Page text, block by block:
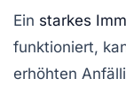
Ein starkes
funktioniert,
erhöhten